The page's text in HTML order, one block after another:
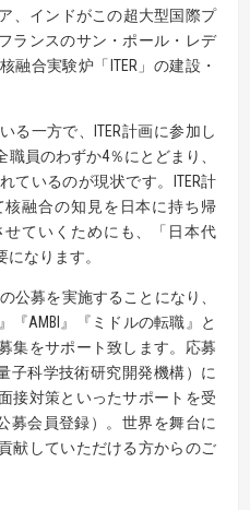
、インドがこの超大型国際プ
ランスのサン・ポール・レデ
融合実験炉「ITER」の建設・
る一方で、ITER計画に参加し
員のわずか4％にとどまり、
ているのが現状です。ITER計
融合の知見を日本に持ち帰
ていくためにも、「日本代
なります。
公募を実施することになり、
『AMBI』『ミドルの転職』と
集をサポート致します。応募
子科学技術研究開発機構）に
接対策といったサポートを受
募会員登録）。世界を舞台に
献していただける方からのご